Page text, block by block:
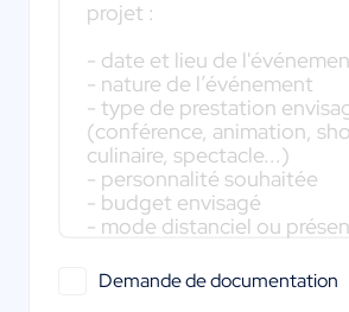
Demande de documentation